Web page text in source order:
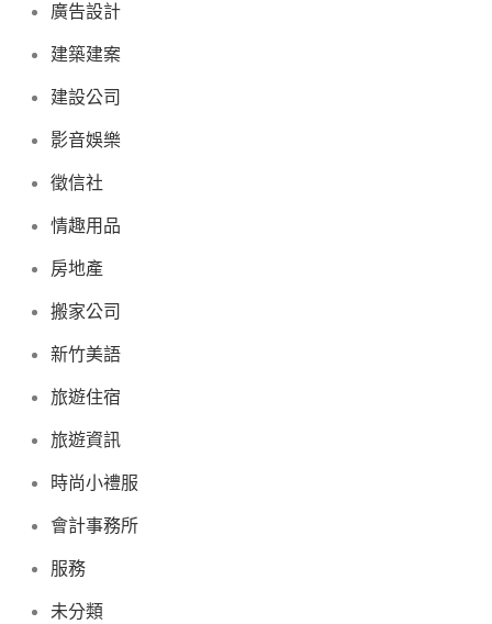
廣告設計
建築建案
建設公司
影音娛樂
徵信社
情趣用品
房地產
搬家公司
新竹美語
旅遊住宿
旅遊資訊
時尚小禮服
會計事務所
服務
未分類